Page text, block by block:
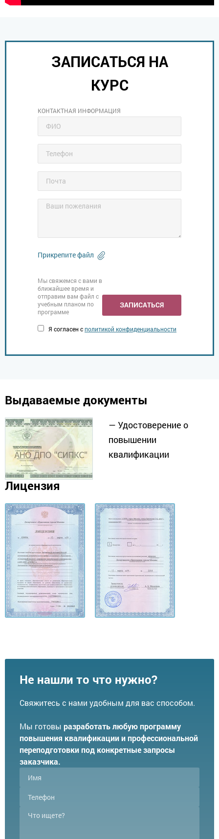
ЗАПИСАТЬСЯ НА
КУРС
Я согласен сполитикой конфиденциальности
КОНТАКТНАЯ ИНФОРМАЦИЯ
Прикрепите файл
Мы свяжемся с вами в
ближайшее время и
отправим вам файл с
учебным планом по
программе
ЗАПИСАТЬСЯ
Выдаваемые документы
— Удостоверение о
повышении
квалификации
Лицензия
Не нашли то что нужно?
Свяжитесь с нами удобным для вас способом.
Мы готовы разработать любую программу
повышения квалификации и профессиональной
переподготовки под конкретные запросы
заказчика.